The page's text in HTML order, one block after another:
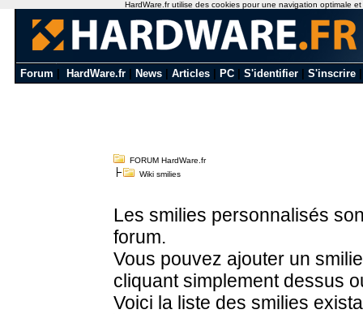
Forum HardWare.fr News Articles PC S'identifier S'inscrire
FORUM HardWare.fr
Wiki smilies
Les smilies personnalisés
forum.
Vous pouvez ajouter un
cliquant simplement dessus
Voici la liste des smilies
HardWare.fr utilise des cookies pour une navigation optimale